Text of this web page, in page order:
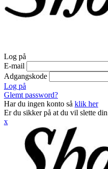
Log på
E-mail
Adgangskode
Log på
Glemt password?
Har du ingen konto så klik her
Er du sikker på at du vil slette
x